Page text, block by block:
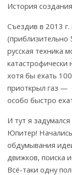
История
Съездив в 2013
(приблизительно
русская техника
хотя бы ехать
приоткрыл газ —
особо быстро
И тут я
Юпитер!
обдумывания
движков, поиска
Всё-таки одну